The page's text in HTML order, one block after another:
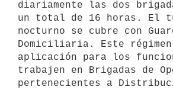
diariamente las dos
un total de 16 horas. El
nocturno se cubre con
Domiciliaria. Este
aplicación para los
trabajen en Brigadas de
pertenecientes a